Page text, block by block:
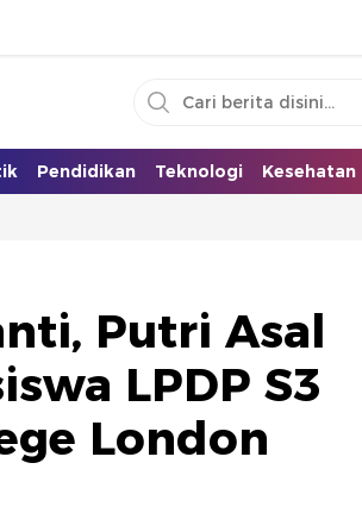
Pendidikan Teknologi Kesehatan
Putri Asal
LPDP S3
London